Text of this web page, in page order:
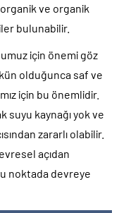
ve organik
bulunabilir.
için önemi göz
olduğunca saf ve
için bu önemlidir.
suyu kaynağı yok ve
zararlı olabilir.
açıdan
noktada devreye